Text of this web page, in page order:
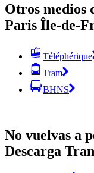
Otros medios
Paris Île-de-
Téléphérique
Tram
BHNS
No vuelvas a
Descarga